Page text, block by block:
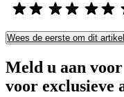
Wees de eerste om dit
Meld u aan
voor exclusieve